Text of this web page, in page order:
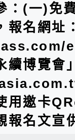
：(一)免
報名網址
續博覽會
用邀卡
報名文宣